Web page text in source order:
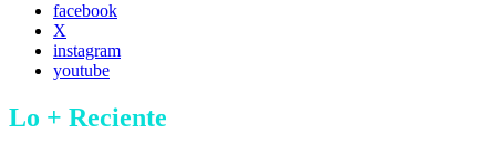
facebook
X
instagram
youtube
Lo + Reciente